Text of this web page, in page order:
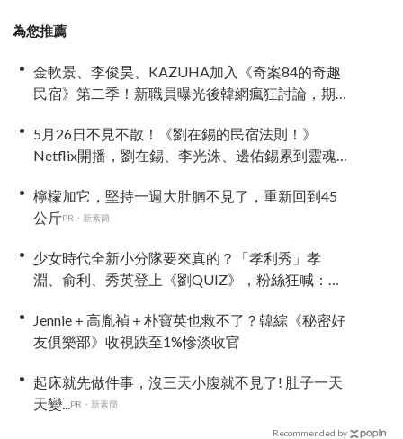
為您推薦
金軟景、李俊昊、KAZUHA加入《奇案84的奇趣
民宿》第二季！新職員曝光後韓網瘋狂討論，期
5月26日不見不散！《劉在錫的民宿法則！》
Netflix開播，劉在錫、李光洙、邊佑錫累到靈魂
檸檬加它，堅持一週大肚腩不見了，重新回到45
公斤PR・新素簡
少女時代全新小分隊要來真的？「孝利秀」孝
淵、俞利、秀英登上《劉QUIZ》，粉絲狂喊：不
Jennie＋高胤禎＋朴寶英也救不了？韓綜《秘密好
友俱樂部》收視跌至1%慘淡收官
起床就先做件事，沒三天小腹就不見了! 肚子一天
天變...
PR・新素簡
Recommended by